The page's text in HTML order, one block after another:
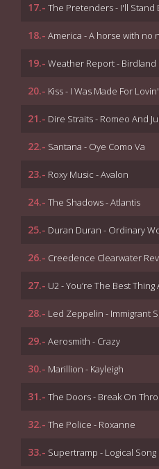
17.- The Pretenders - I'll Stand
18.- America - A horse with no
19.- Weather Report - Birdland
20.- Kiss - I Was Made For
21.- Dire Straits - Romeo And
22.- Santana - Oye Como Va
23.- Roxy Music - Avalon
24.- The Shadows - Atlantis
25.- Duran Duran - Ordinary
26.- Creedence Clearwater
27.- U2 - You’re The Best
28.- Led Zeppelin - Immigrant
29.- Aerosmith - Crazy
30.- Marillion - Kayleigh
31.- The Doors - Break On
32.- The Police - Roxanne
33.- Supertramp - Logical Song